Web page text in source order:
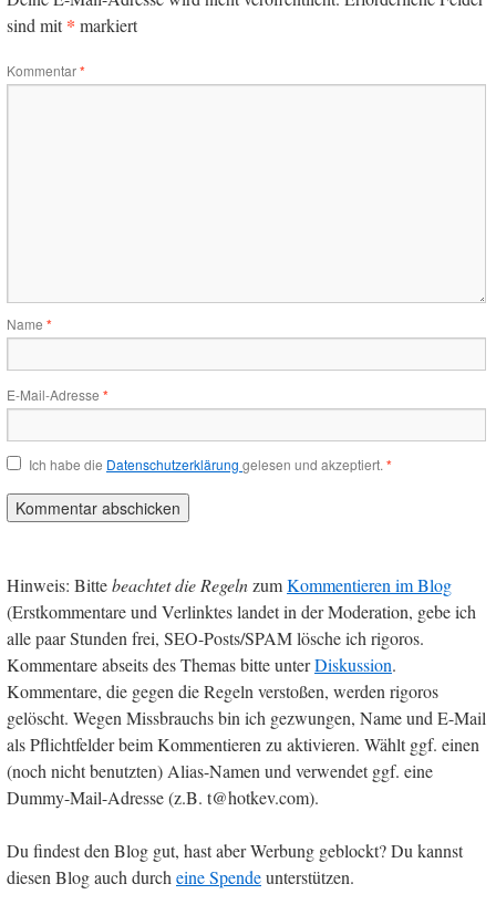
sind mit* markiert
Kommentar*
Name *
E-Mail-Adresse *
Ich habe die Datenschutzerklärung gelesen und akzeptiert. *
Hinweis: Bittebeachtet die RegelnzumKommentieren im Blog
(Erstkommentare und Verlinktes landet in der Moderation, gebe ich
alle paar Stunden frei, SEO-Posts/SPAM lösche ich rigoros.
Kommentare abseits des Themas bitte unterDiskussion.
Kommentare, die gegen die Regeln verstoßen, werden rigoros
gelöscht. Wegen Missbrauchs bin ich gezwungen, Name und E-Mail
als Pflichtfelder beim Kommentieren zu aktivieren. Wählt ggf. einen
(noch nicht benutzten) Alias-Namen und verwendet ggf. eine
Dummy-Mail-Adresse (z.B. t@hotkev.com).
Du findest den Blog gut, hast aber Werbung geblockt? Du kannst
diesen Blog auch durch eine Spendeunterstützen.